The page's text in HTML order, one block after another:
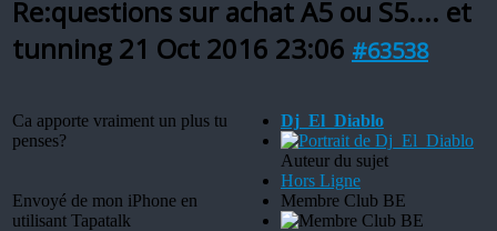
Re:questions sur achat A5 ou S5.... et
tunning 21 Oct 2016 23:06 #63538
Ca apporte vraiment un plus tu
penses?
Envoyé de mon iPhone en
utilisant Tapatalk
Dj_El_Diablo
Auteur du sujet
Hors Ligne
Membre Club BE